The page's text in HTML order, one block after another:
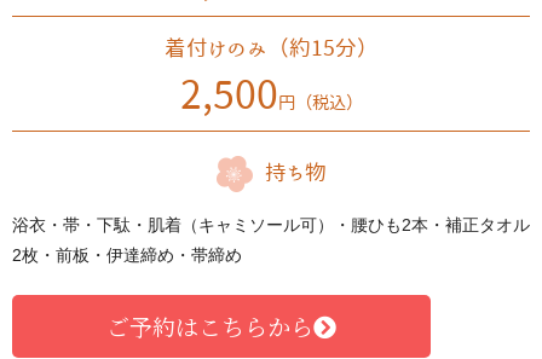
着付けのみ（約15分）
2,500円（税込）
持ち物
浴衣・帯・下駄・肌着（キャミソール可）・腰ひも2本・補正タオル
2枚・前板・伊達締め・帯締め
ご予約はこちらから